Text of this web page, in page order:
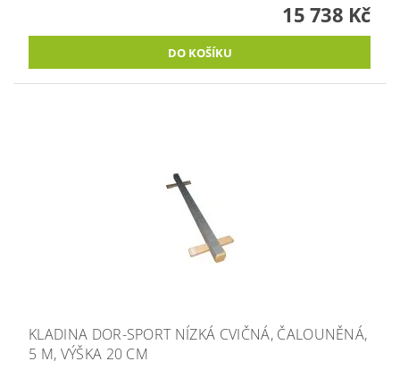
15 738 Kč
KLADINA DOR-SPORT NÍZKÁ CVIČNÁ, ČALOUNĚNÁ,
5 M, VÝŠKA 20 CM